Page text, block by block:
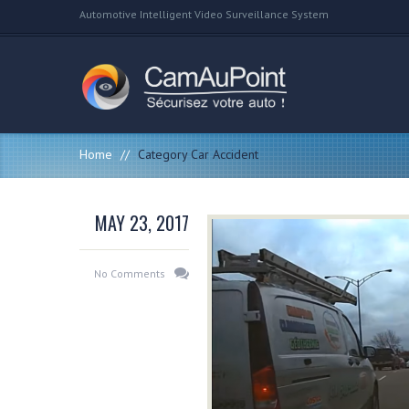
Automotive Intelligent Video Surveillance System
Home // Category Car Accident
MAY 23, 2017
No Comments